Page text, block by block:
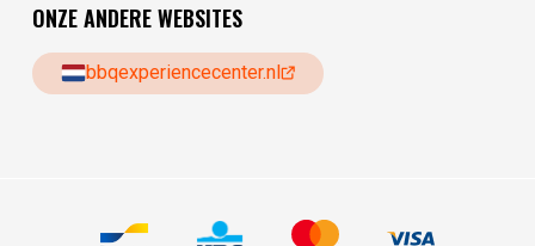
ONZE ANDERE WEBSITES
bbqexperiencecenter.nl